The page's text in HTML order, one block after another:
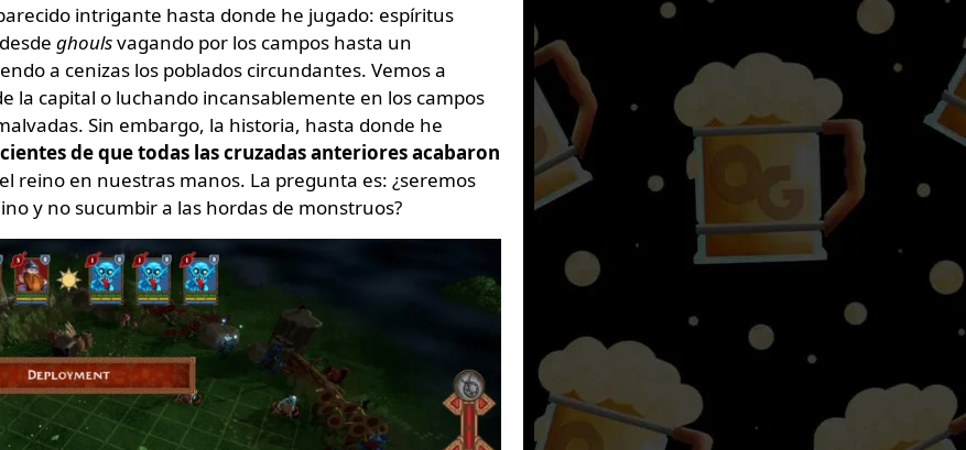
intrigante hasta donde he jugado: espíritus
ghoulsvagando por los campos hasta un
a cenizas los poblados circundantes. Vemos a
la capital o luchando incansablemente en los campos
Sin embargo, la historia, hasta donde he
de que todas las cruzadas anteriores acabaron
reino en nuestras manos. La pregunta es: ¿seremos
y no sucumbir a las hordas de monstruos?